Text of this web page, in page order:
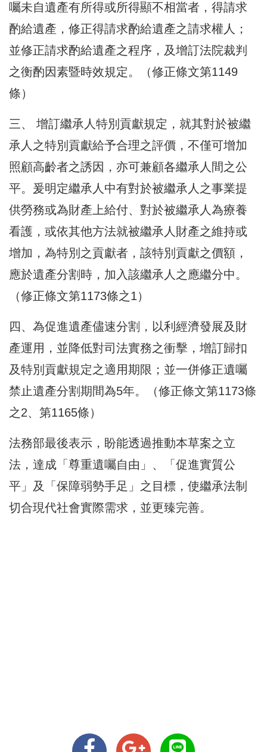
囑未自遺產有所得或所得顯不相當者，得請求
酌給遺產，修正得請求酌給遺產之請求權人；
並修正請求酌給遺產之程序，及增訂法院裁判
之衡酌因素暨時效規定。（修正條文第1149
條）
三、 增訂繼承人特別貢獻規定，就其對於被繼
承人之特別貢獻給予合理之評價，不僅可增加
照顧高齡者之誘因，亦可兼顧各繼承人間之公
平。爰明定繼承人中有對於被繼承人之事業提
供勞務或為財產上給付、對於被繼承人為療養
看護，或依其他方法就被繼承人財產之維持或
增加，為特別之貢獻者，該特別貢獻之價額，
應於遺產分割時，加入該繼承人之應繼分中。
（修正條文第1173條之1）
四、為促進遺產儘速分割，以利經濟發展及財
產運用，並降低對司法實務之衝擊，增訂歸扣
及特別貢獻規定之適用期限；並一併修正遺囑
禁止遺產分割期間為5年。（修正條文第1173條
之2、第1165條）
法務部最後表示，盼能透過推動本草案之立
法，達成「尊重遺囑自由」、「促進實質公
平」及「保障弱勢手足」之目標，使繼承法制
切合現代社會實際需求，並更臻完善。